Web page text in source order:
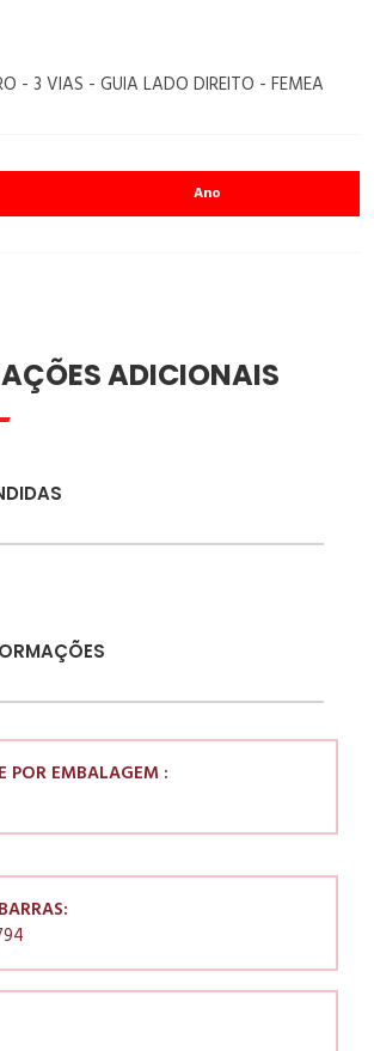
- 3 VIAS - GUIA LADO DIREITO - FEMEA
Ano
ADICIONAIS
POR EMBALAGEM :